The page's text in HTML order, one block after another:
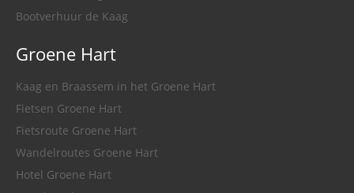
Bootverhuur de Kaag
Groene Hart
Kaag en Braassem in het Groene Hart
Fietsen Groene Hart
Fietsroute Groene Hart
Wandelroutes Groene Hart
Hotel Groene Hart